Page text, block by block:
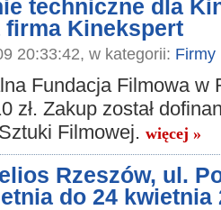
techniczne dla
firma Kinekspert
20:33:42, w kategorii: Firmy
Fundacja Filmowa w
zł. Zakup został
Filmowej. więcej »
Rzeszów, ul.
do 24 kwietnia